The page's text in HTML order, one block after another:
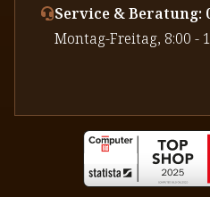
Service & Beratung:
⁠Montag-Freitag, 8:00 -